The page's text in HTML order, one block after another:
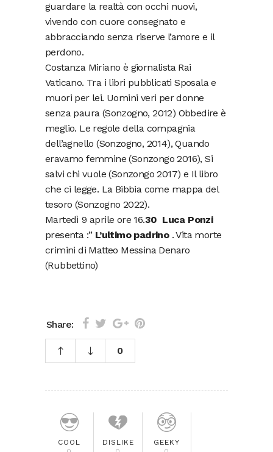
guardare la realtà con occhi nuovi,
vivendo con cuore consegnato e
abbracciando senza riserve l’amore e il
perdono.
Costanza Miriano è giornalista Rai
Vaticano. Tra i libri pubblicati Sposala e
muori per lei. Uomini veri per donne
senza paura (Sonzogno, 2012) Obbedire è
meglio. Le regole della compagnia
dell’agnello (Sonzogno, 2014), Quando
eravamo femmine (Sonzongo 2016), Si
salvi chi vuole (Sonzongo 2017) e Il libro
che ci legge. La Bibbia come mappa del
tesoro (Sonzogno 2022).
Martedì 9 aprile ore 16.30 Luca Ponzi
presenta :” L’ultimo padrino. Vita morte
crimini di Matteo Messina Denaro
(Rubbettino)
Share:
0
COOL
DISLIKE
GEEKY